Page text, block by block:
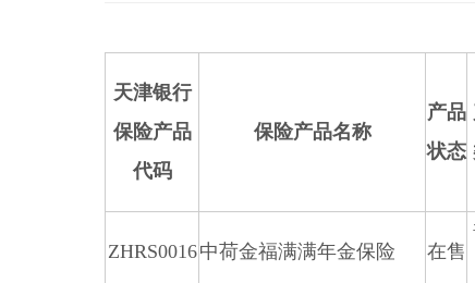
天津银行
保险产品
代码
保险产品名称
产品
状态
ZHRS0016中荷金福满满年金保险 在售